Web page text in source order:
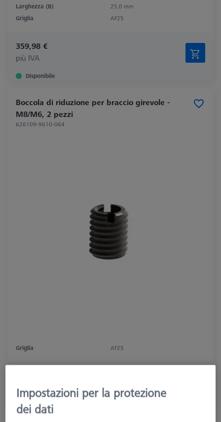
Larghezza (B)
25,0 mm
Griglia
AF25
359,98 €
più IVA
Disponibile
Boccola di riduzione per braccio girevole -
M8/M6, 2 pezzi
626109-9610-064
Griglia AF25
più IVA
Disponibile
Impostazioni per la protezione
dei dati